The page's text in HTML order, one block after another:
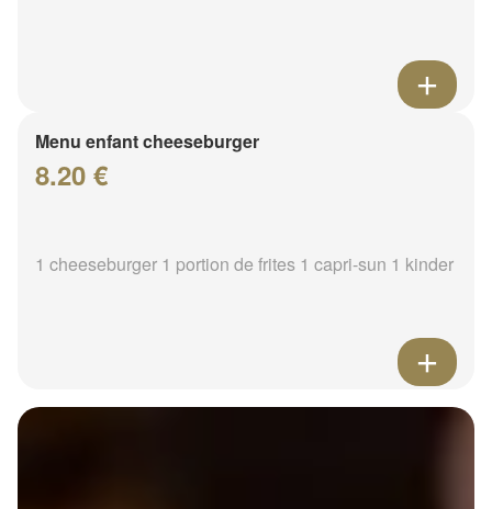
Menu enfant cheeseburger
8.20 €
1 cheeseburger 1 portion de frites 1 capri-sun 1 kinder